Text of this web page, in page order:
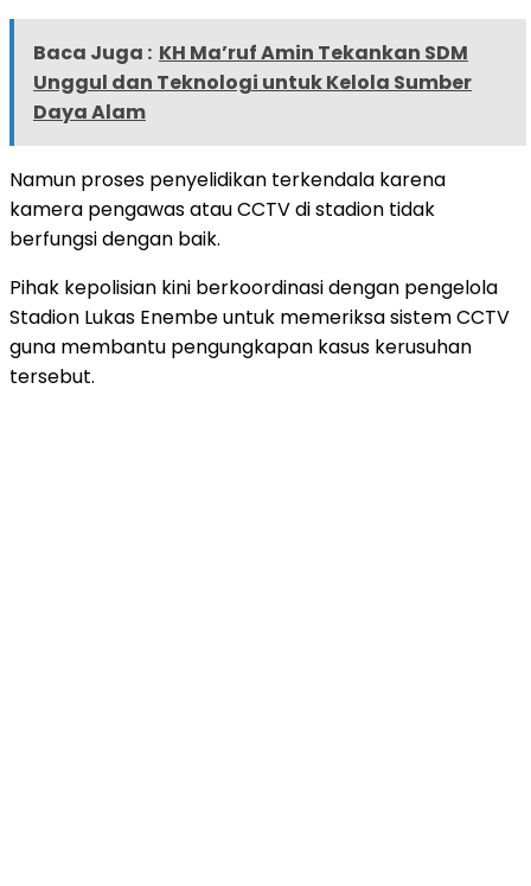
Baca Juga : KH Ma’ruf Amin Tekankan SDM
Unggul dan Teknologi untuk Kelola Sumber
Daya Alam
Namun proses penyelidikan terkendala karena
kamera pengawas atau CCTV di stadion tidak
berfungsi dengan baik.
Pihak kepolisian kini berkoordinasi dengan pengelola
Stadion Lukas Enembe untuk memeriksa sistem CCTV
guna membantu pengungkapan kasus kerusuhan
tersebut.